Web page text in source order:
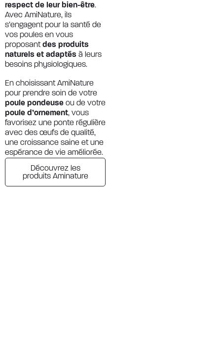
respect de leur bien-être.
Avec AmiNature, ils
s’engagent pour la santé de
vos poules en vous
proposantdes produits
naturels et adaptés à leurs
besoins physiologiques.
En choisissant AmiNature
pour prendre soin de votre
poule pondeuse ou de votre
poule d’ornement, vous
favorisez une ponte régulière
avec des œufs de qualité,
une croissance saine et une
espérance de vie améliorée.
Découvrez les
produits Aminature